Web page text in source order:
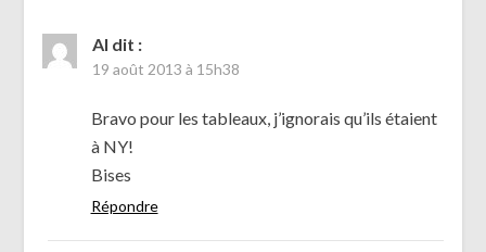
Al dit :
19 août 2013 à 15h38
Bravo pour les tableaux, j’ignorais qu’ils étaient
à NY!
Bises
Répondre